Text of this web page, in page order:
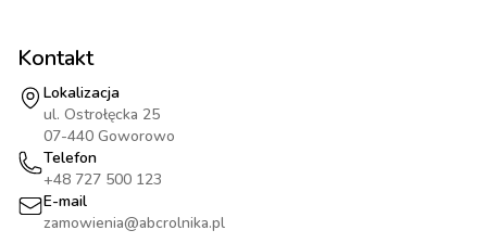
Kontakt
Lokalizacja
ul. Ostrołęcka 25
07-440 Goworowo
Telefon
+48 727 500 123
E-mail
zamowienia@abcrolnika.pl